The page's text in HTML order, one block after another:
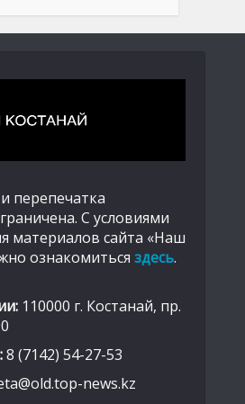
перепечатка
С условиями
материалов сайта «Наш
ознакомиться здесь.
110000 г. Костанай, пр.
8 (7142) 54-27-53
news.kz